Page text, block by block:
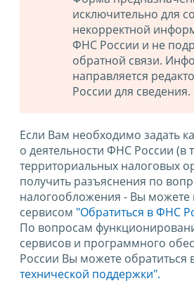
исключительно для
некорректной
ФНС России и не
обратной связи.
направляется
России для сведения.
Если Вам необходимо задать
о деятельности ФНС России (в
территориальных налоговых
получить разъяснения по
налогообложения - Вы можете
сервисом "Обратиться в ФНС
По вопросам
сервисов и программного
России Вы можете обратиться
технической поддержки".